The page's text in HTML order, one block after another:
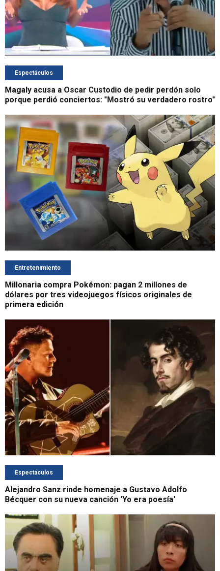
Espectáculos
Magaly acusa a Oscar Custodio de pedir perdón solo
porque perdió conciertos: "Mostró su verdadero rostro"
Entretenimiento
Millonaria compra Pokémon: pagan 2 millones de
dólares por tres videojuegos físicos originales de
primera edición
Espectáculos
Alejandro Sanz rinde homenaje a Gustavo Adolfo
Bécquer con su nueva canción 'Yo era poesía'